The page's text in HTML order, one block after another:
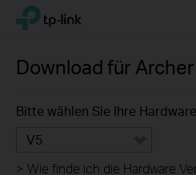
Click
navigation
TP-Link, Reliably Smart
Download für
Bitte wählen Sie Ihre
V5
> Wie finde ich die Hardware